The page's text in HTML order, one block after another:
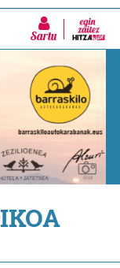
Sartu